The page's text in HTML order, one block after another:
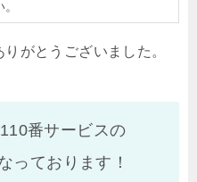
がとうございました。
番サービスの
っております！